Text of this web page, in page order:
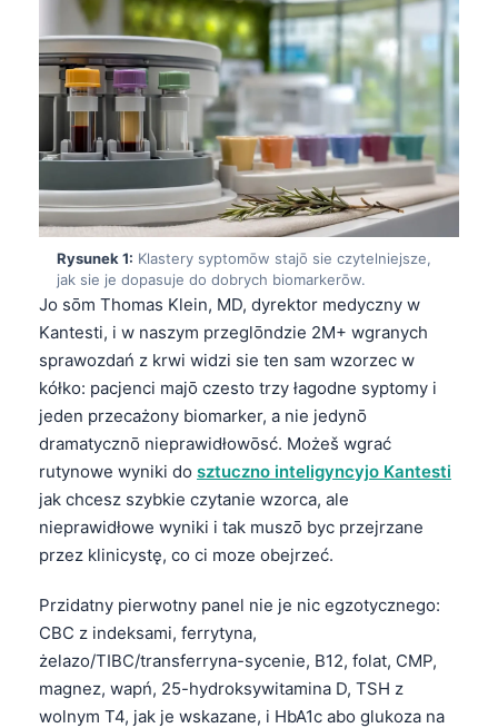
Rysunek 1: Klastery syptomōw stajō sie czytelniejsze,
jak sie je dopasuje do dobrych biomarkerōw.
Jo sōm Thomas Klein, MD, dyrektor medyczny w
Kantesti, i w naszym przeglōndzie 2M+ wgranych
sprawozdań z krwi widzi sie ten sam wzorzec w
kółko: pacjenci majō czesto trzy łagodne syptomy i
jeden przecażony biomarker, a nie jedynō
dramatycznō nieprawidłowōsć. Możeš wgrać
rutynowe wyniki do sztuczno inteligyncyjo Kantesti
jak chcesz szybkie czytanie wzorca, ale
nieprawidłowe wyniki i tak muszō byc przejrzane
przez klinicystę, co ci moze obejrzeć.
Przidatny pierwotny panel nie je nic egzotycznego:
CBC z indeksami, ferrytyna,
żelazo/TIBC/transferryna-sycenie, B12, folat, CMP,
magnez, wapń, 25-hydroksywitamina D, TSH z
wolnym T4, jak je wskazane, i HbA1c abo glukoza na